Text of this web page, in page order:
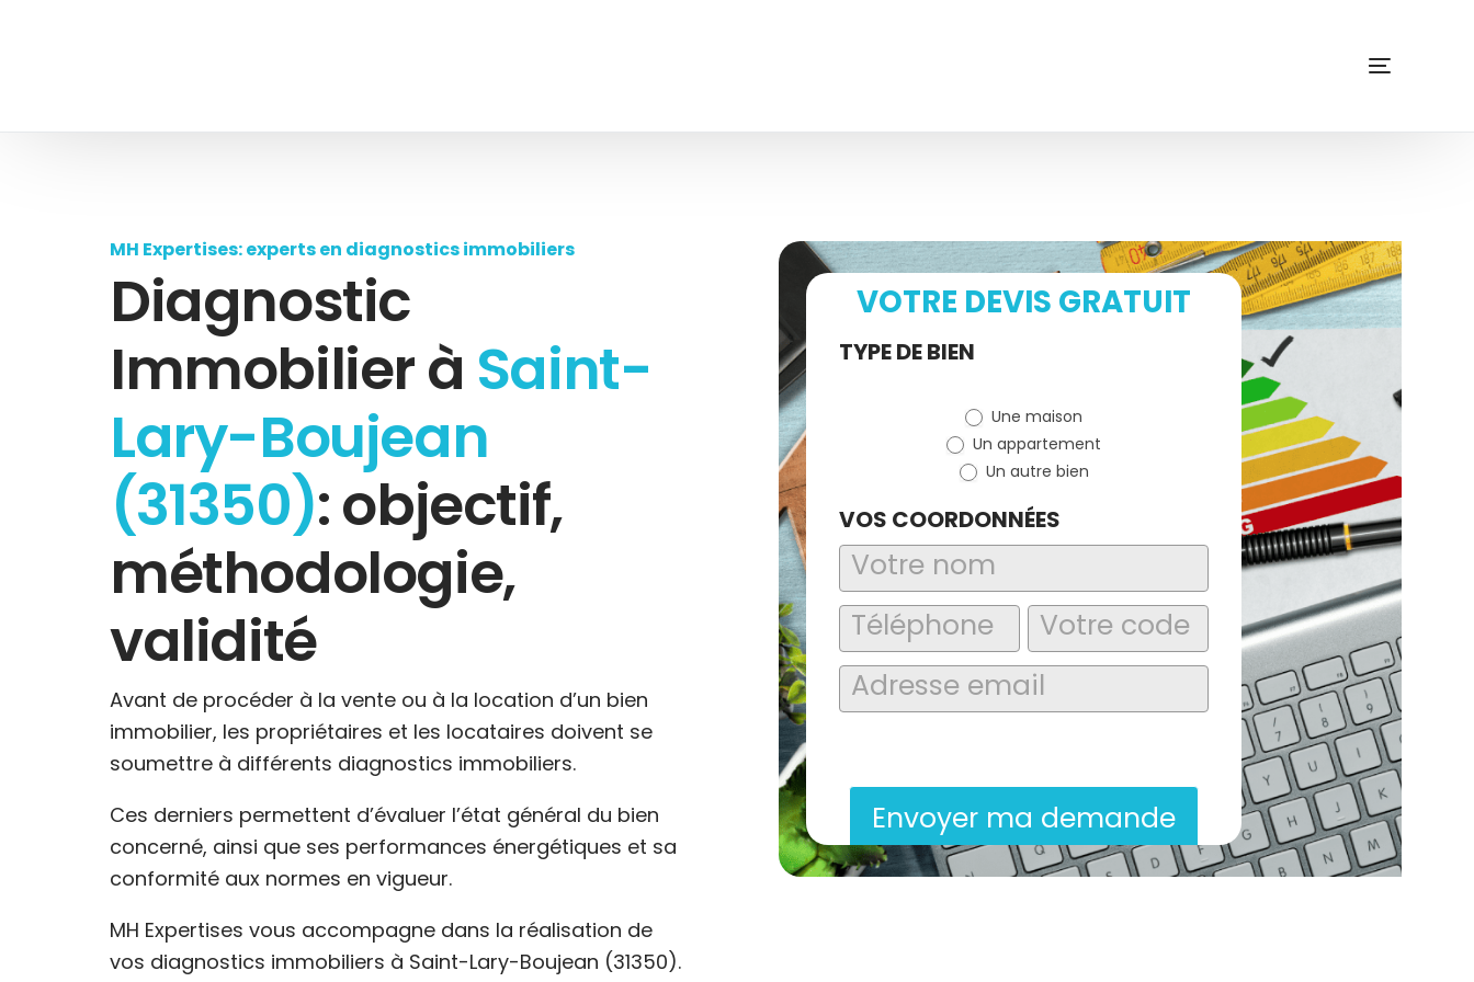
MH Expertises: experts en diagnostics immobiliers
Diagnostic
Immobilier à Saint-
Lary-Boujean
(31350): objectif,
méthodologie,
validité
Avant de procéder à la vente ou à la location d’un bien
immobilier, les propriétaires et les locataires doivent se
soumettre à différents diagnostics immobiliers.
Ces derniers permettent d’évaluer l’état général du bien
concerné, ainsi que ses performances énergétiques et sa
conformité aux normes en vigueur.
MH Expertises vous accompagne dans la réalisation de
vos diagnostics immobiliers à Saint-Lary-Boujean (31350).
VOTRE DEVIS GRATUIT
Demande
TYPE DE BIEN
Une maison
Un appartement
Un autre bien
VOS COORDONNÉES
Envoyer ma demande